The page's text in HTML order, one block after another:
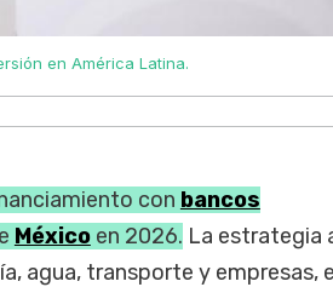
en América Latina.
con bancos
Méxicoen 2026. La estrategia
agua, transporte y empresas,